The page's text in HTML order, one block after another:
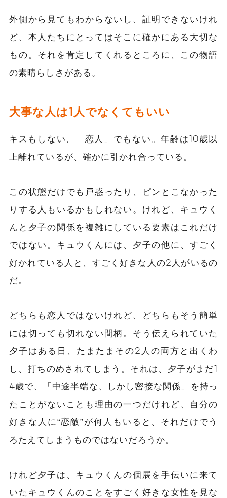
外側から見てもわからないし、証明できないけれ
ど、本人たちにとってはそこに確かにある大切な
もの。それを肯定してくれるところに、この物語
の素晴らしさがある。
大事な人は1人でなくてもいい
キスもしない、「恋人」でもない。年齢は10歳以
上離れているが、確かに引かれ合っている。
この状態だけでも戸惑ったり、ピンとこなかった
りする人もいるかもしれない。けれど、キュウく
んと夕子の関係を複雑にしている要素はこれだけ
ではない。キュウくんには、夕子の他に、すごく
好かれている人と、すごく好きな人の2人がいるの
だ。
どちらも恋人ではないけれど、どちらもそう簡単
には切っても切れない間柄。そう伝えられていた
夕子はある日、たまたまその2人の両方と出くわ
し、打ちのめされてしまう。それは、夕子がまだ1
4歳で、「中途半端な、しかし密接な関係」を持っ
たことがないことも理由の一つだけれど、自分の
好きな人に“恋敵”が何人もいると、それだけでう
ろたえてしまうものではないだろうか。
けれど夕子は、キュウくんの個展を手伝いに来て
いたキュウくんのことをすごく好きな女性を見な